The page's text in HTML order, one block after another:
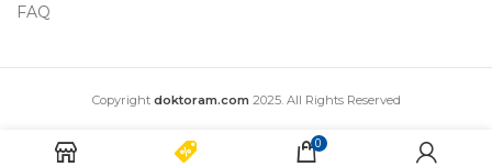
FAQ
Copyright doktoram.com 2025. All Rights Reserved
0